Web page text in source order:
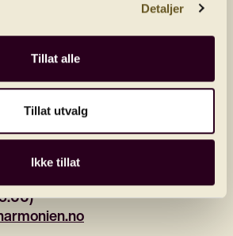
Detaljer
Tillat alle
Tillat utvalg
Ikke tillat